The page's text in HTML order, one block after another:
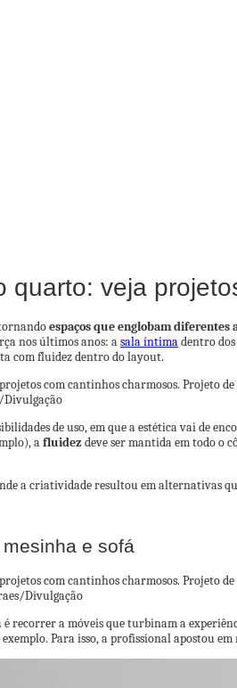
quarto: veja
espaços que englobam diferentes
nos últimos anos: asala íntimadentro
com fluidez dentro do layout.
Divulgação
de uso, em que a estética vai de
afluidez deve ser mantida em todo o
a criatividade resultou em alternativas
e sofá
Divulgação
recorrer a móveis que turbinam a
Para isso, a profissional apostou